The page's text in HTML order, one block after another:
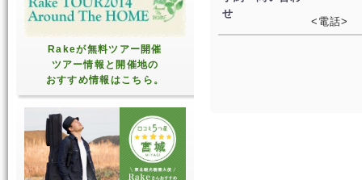
Rakeが無料ツアー開催
ツアー情報と開催地の
おすすめ情報はこちら。
せ
<電話>